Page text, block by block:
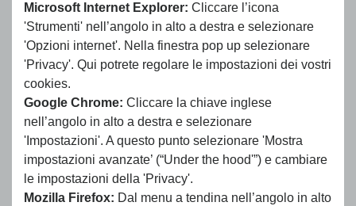
Microsoft Internet Explorer: Cliccare l’icona
'Strumenti' nell’angolo in alto a destra e selezionare
'Opzioni internet'. Nella finestra pop up selezionare
'Privacy'. Qui potrete regolare le impostazioni dei vostri
cookies.
Google Chrome: Cliccare la chiave inglese
nell’angolo in alto a destra e selezionare
'Impostazioni'. A questo punto selezionare 'Mostra
impostazioni avanzate’ (“Under the hood'”) e cambiare
le impostazioni della 'Privacy'.
Mozilla Firefox: Dal menu a tendina nell’angolo in alto